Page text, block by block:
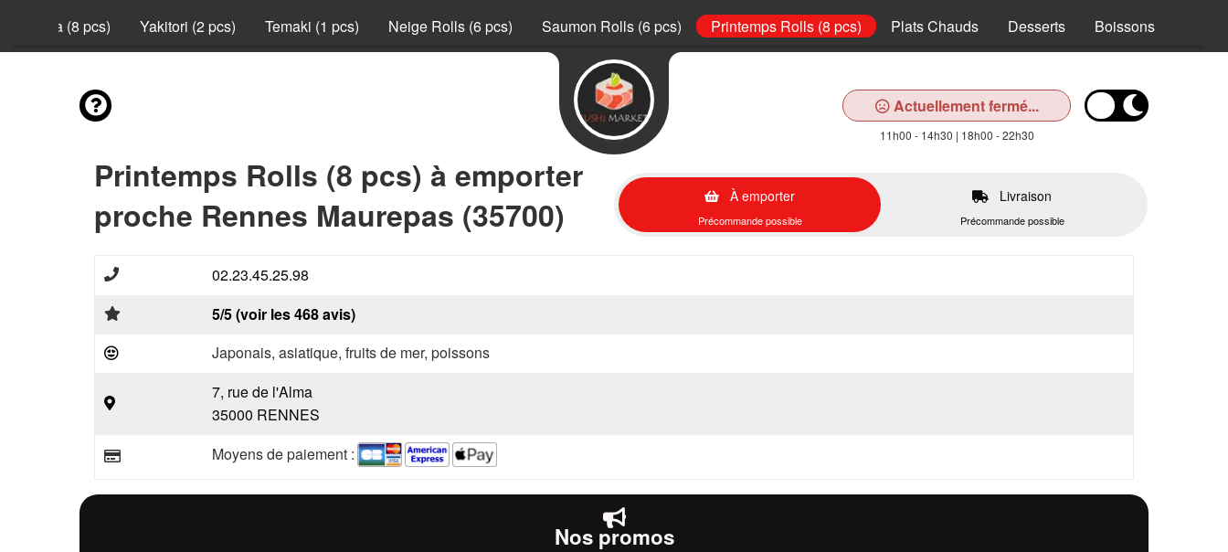
California (8 pcs) Yakitori (2 pcs) Temaki (1 pcs) Neige Rolls (6 pcs) Saumon Rolls (6 pcs) Printemps Rolls (8 pcs) Plats Chauds Desserts Boissons
Actuellement fermé...
11h00 - 14h30 | 18h00 - 22h30
Printemps Rolls (8 pcs) à emporter
proche Rennes Maurepas (35700)
À emporter
Précommande possible
Livraison
Précommande possible
02.23.45.25.98
5/5 (voir les 468 avis)
Japonais, asiatique, fruits de mer, poissons
7, rue de l'Alma
35000 RENNES
Moyens de paiement :
Nos promos